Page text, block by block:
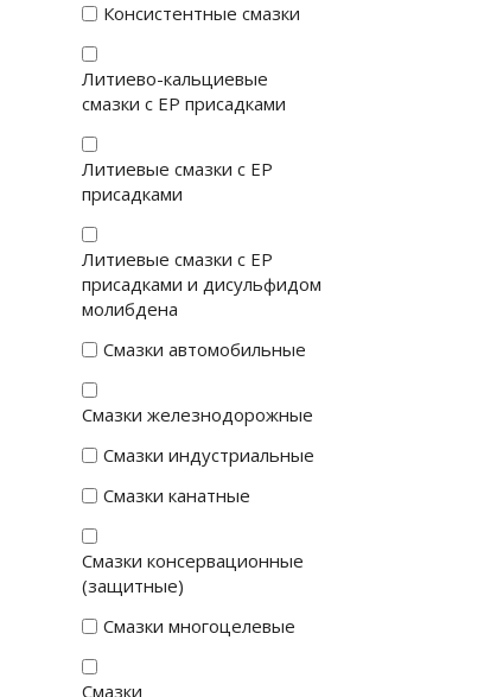
Консистентные смазки
Литиево-кальциевые
смазки с EP присадками
Литиевые смазки с EP
присадками
Литиевые смазки с EP
присадками и дисульфидом
молибдена
Смазки автомобильные
Смазки железнодорожные
Смазки индустриальные
Смазки канатные
Смазки консервационные
(защитные)
Смазки многоцелевые
Смазки